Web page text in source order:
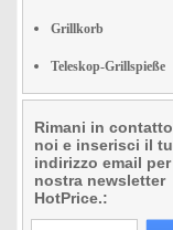
Grillkorb
Teleskop-Grillspieße
Rimani in
noi e inserisci il
indirizzo email
nostra newsletter
HotPrice.: